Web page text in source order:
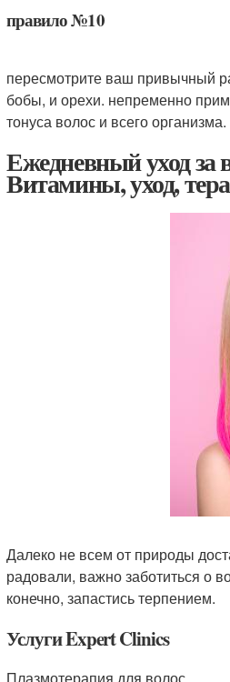
правило №10
пересмотрите ваш привычный
бобы, и орехи. непременно
тонуса волос и всего организма.
Ежедневный уход за
Витамины, уход,
Далеко не всем от природы
радовали, важно заботиться о
конечно, запастись терпением.
Услуги Expert Clinics